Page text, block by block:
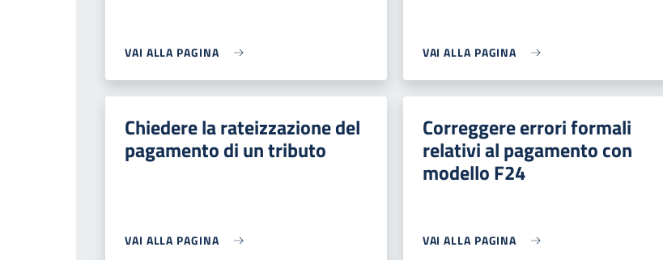
VAI ALLA PAGINA VAI ALLA PAGINA
Chiedere la rateizzazione del
pagamento di un tributo
VAI ALLA PAGINA
Correggere errori formali
relativi al pagamento con
modello F24
VAI ALLA PAGINA